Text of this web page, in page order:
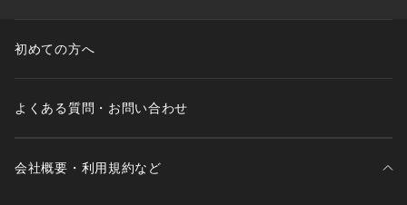
初めての方へ
よくある質問・お問い合わせ
会社概要・利用規約など